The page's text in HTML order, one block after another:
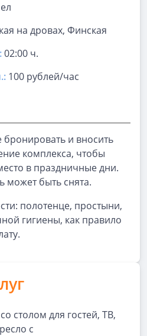
на дровах, Финская
02:00 ч.
100 рублей/час
и вносить
комплекса, чтобы
в праздничные дни.
может быть снята.
полотенце, простыни,
гигиены, как правило
столом для гостей, ТВ,
с